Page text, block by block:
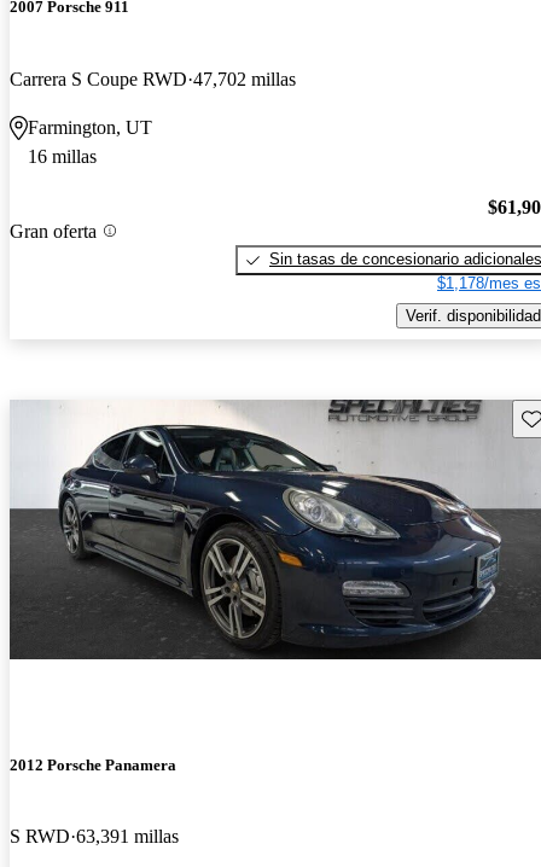
2007 Porsche 911
Carrera S Coupe RWD 47,702 millas
Farmington, UT
16 millas
Gran oferta
Sin tasas de concesionario adicionales
$1,178/mes
Verif. disponibilidad
2012 Porsche Panamera
S RWD 63,391 millas